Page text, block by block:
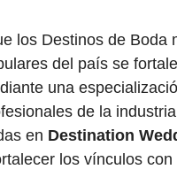
los Destinos de Boda
del país se
una
de la
en Destination
los vínculos con